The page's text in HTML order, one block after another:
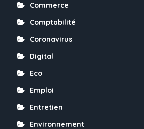
Commerce
Comptabilité
Coronavirus
Digital
Eco
Emploi
Entretien
Environnement